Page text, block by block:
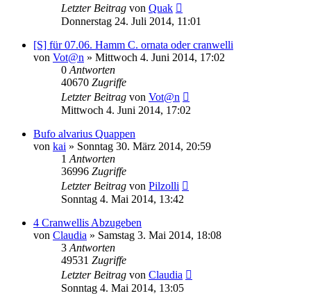
Letzter Beitrag von Quak
Donnerstag 24. Juli 2014, 11:01
[S] für 07.06. Hamm C. ornata oder cranwelli
von Vot@n » Mittwoch 4. Juni 2014, 17:02
0 Antworten
40670 Zugriffe
Letzter Beitrag von Vot@n
Mittwoch 4. Juni 2014, 17:02
Bufo alvarius Quappen
von kai » Sonntag 30. März 2014, 20:59
1 Antworten
36996 Zugriffe
Letzter Beitrag von Pilzolli
Sonntag 4. Mai 2014, 13:42
4 Cranwellis Abzugeben
von Claudia » Samstag 3. Mai 2014, 18:08
3 Antworten
49531 Zugriffe
Letzter Beitrag von Claudia
Sonntag 4. Mai 2014, 13:05